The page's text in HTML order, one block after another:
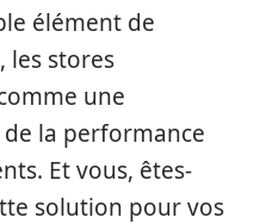
élément de
les stores
une
la performance
Et vous, êtes-
solution pour vos